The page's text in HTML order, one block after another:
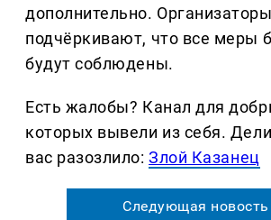
дополнительно. Организаторы
подчёркивают, что все меры
будут соблюдены.
Есть жалобы? Канал для
которых вывели из себя.
вас разозлило:Злой Казанец
Следующая новость